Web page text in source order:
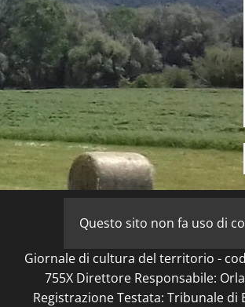
Questo sito non fa uso di
Giornale di cultura del territorio -
755X Direttore Responsabile:
Registrazione Testata: Tribunale di